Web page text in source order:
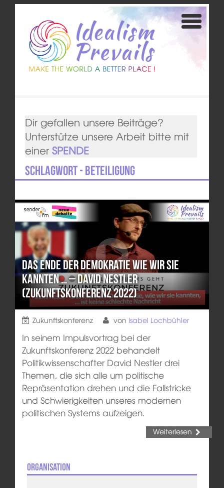
Dir gefallen unsere Beiträge?
Unterstütze unsere Arbeit bitte mit
einer SPENDE
Schlagwort - Beteiligung
Das Ende der Demokratie wie wir sie
kannten … – David Nestler
(Zukunftskonferenz 2022)
Zukunftskonferenz von Isabel Lochbühler
In seinem Impulsvortrag bei der
Zukunftskonferenz 2022 behandelt
Politikwissenschafter David Nestler drei
Themen, die sich alle um politische
Repräsentation drehen und die Fallstricke
und Schwierigkeiten unseres modernen
politischen Systems aufzeigen.
Weiterlesen
Organisation